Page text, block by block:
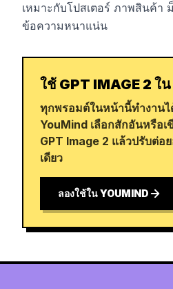
เหมาะกับโปสเตอร์ ภาพสินค้า
ข้อความหนาแน่น
ใช้ GPT IMAGE 2 ใ
ทุกพรอมต์ในหน้านี้ทำงานไ
YouMind เลือกสักอันหรือเ
GPT Image 2 แล้วปรับต่อ
เดียว
ลองใช้ใน YOUMIND